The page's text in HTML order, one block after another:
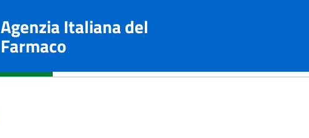
Agenzia Italiana del
Farmaco